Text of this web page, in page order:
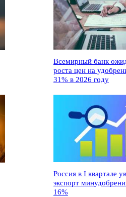
Всемирный банк
роста цен на
31% в 2026 году
Россия в I квартале
экспорт
16%